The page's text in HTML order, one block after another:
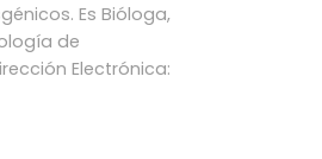
Es Bióloga,
de
Electrónica: